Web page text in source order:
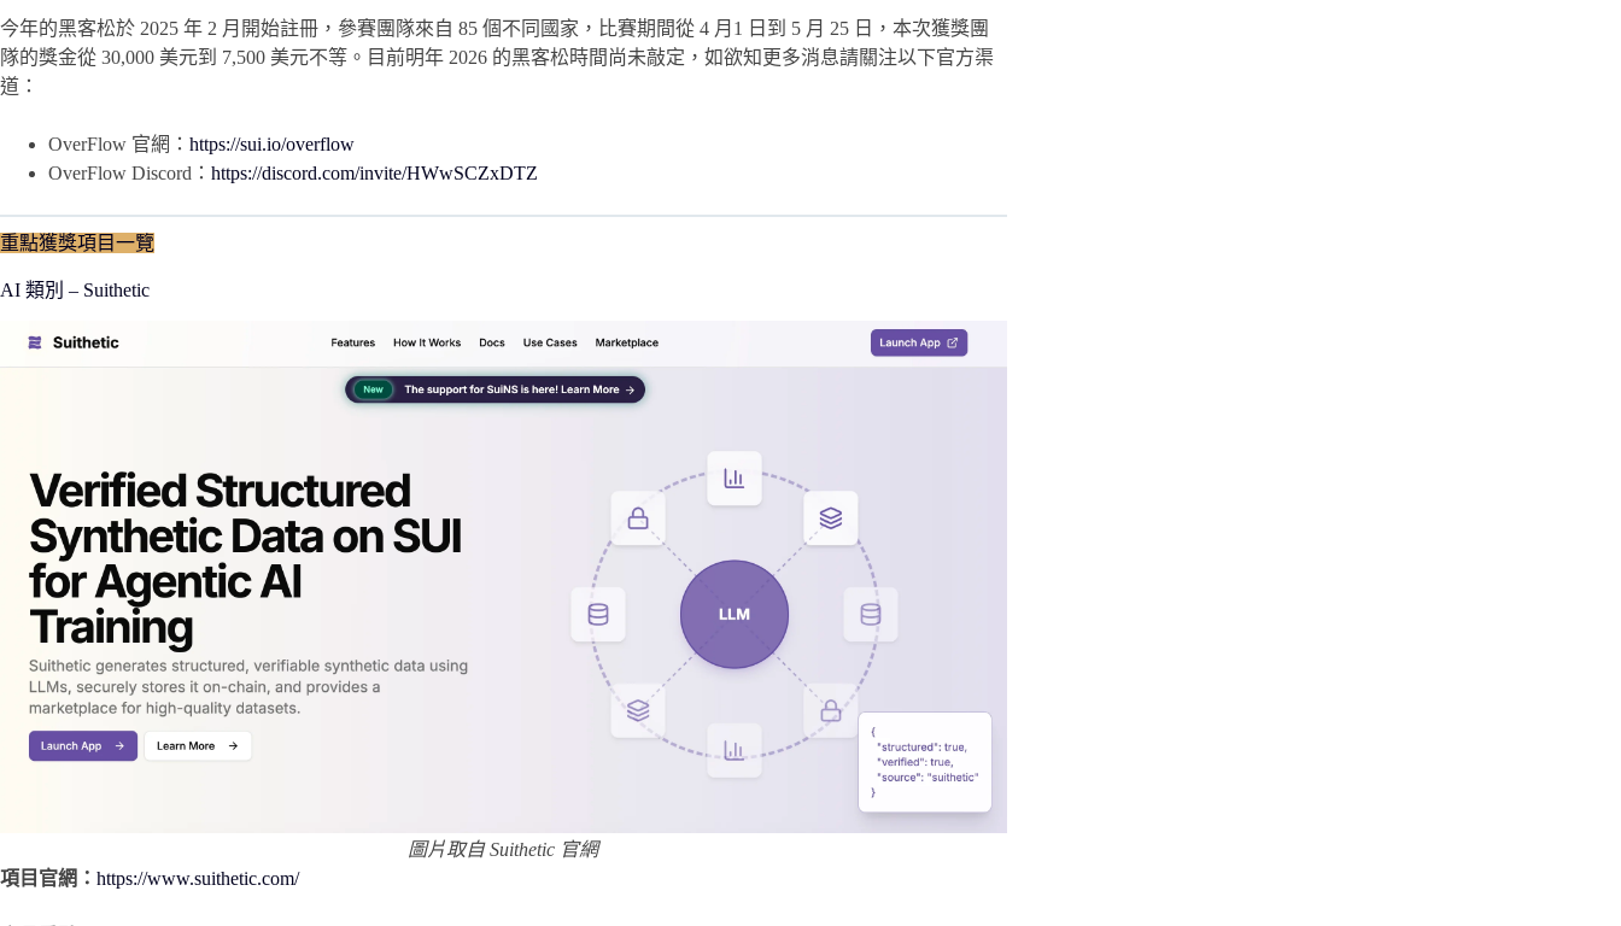
今年的黑客松於 2025 年 2 月開始註冊，參賽團隊來自 85 個不同國家，比賽期間從 4 月1 日到 5 月 25 日，本次獲獎團
隊的獎金從 30,000 美元到 7,500 美元不等。目前明年 2026 的黑客松時間尚未敲定，如欲知更多消息請關注以下官方渠
道：
OverFlow 官網： https://sui.io/overflow
OverFlow Discord： https://discord.com/invite/HWwSCZxDTZ
重點獲獎項目一覽
AI 類別 – Suithetic
圖片取自 Suithetic 官網
項目官網： https://www.suithetic.com/